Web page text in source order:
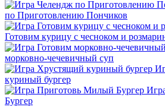
по Приготовлению Пончиков
Готовим курицу с чесноком и
морковно-чечевичный суп
куриный бургер
Бургер